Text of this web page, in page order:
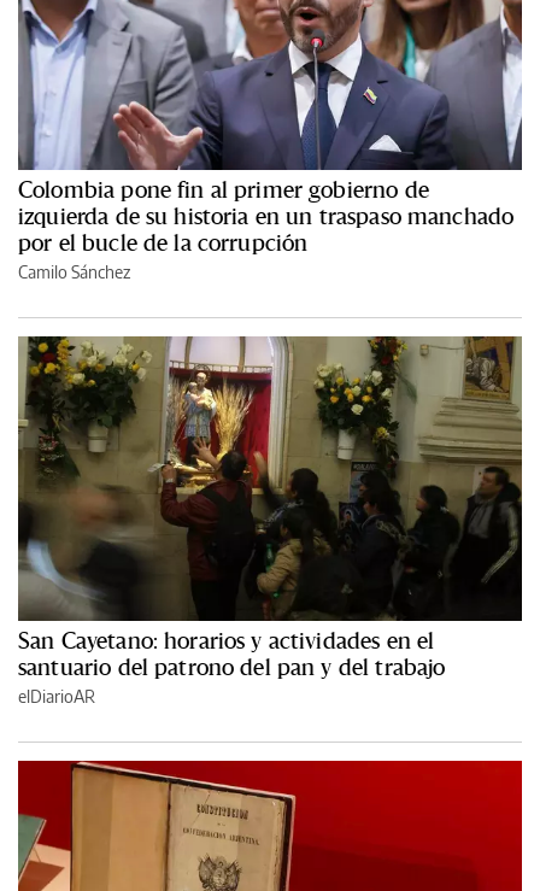
Colombia pone fin al primer gobierno de
izquierda de su historia en un traspaso manchado
por el bucle de la corrupción
Camilo Sánchez
San Cayetano: horarios y actividades en el
santuario del patrono del pan y del trabajo
elDiarioAR